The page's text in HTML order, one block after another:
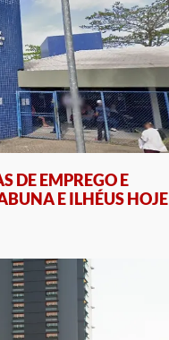
DE EMPREGO E
E ILHÉUS HOJE